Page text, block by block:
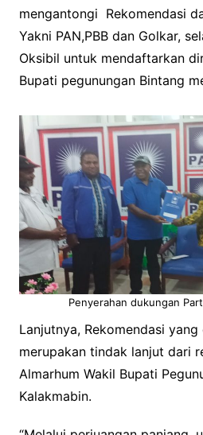
mengantongi Rekomendasi
Yakni PAN,PBB dan Golkar,
Oksibil untuk mendaftarkan
Bupati pegunungan Bintang
Penyerahan dukungan
Lanjutnya, Rekomendasi
merupakan tindak lanjut dari
Almarhum Wakil Bupati
Kalakmabin.